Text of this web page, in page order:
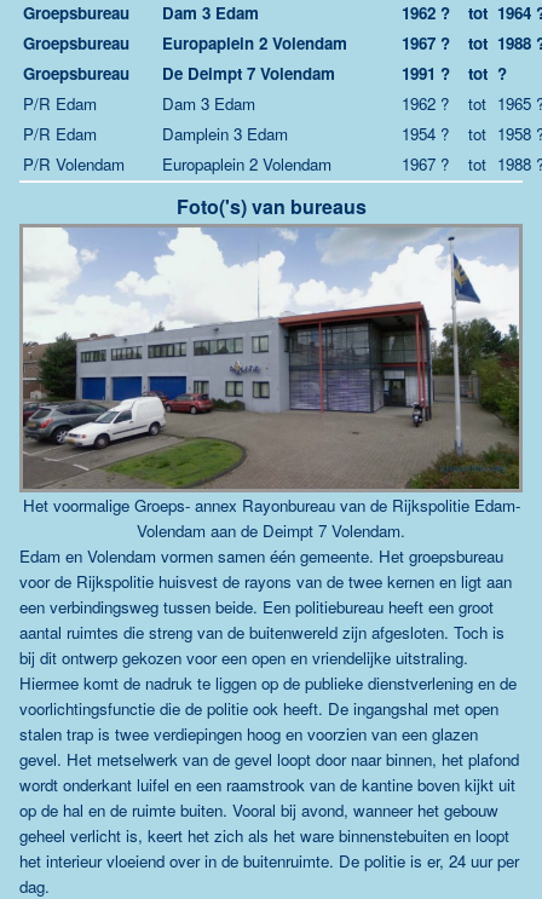
Groepsbureau
Dam 3 Edam 1962 ? tot 1964
Groepsbureau
Europaplein 2 Volendam 1967 ? tot 1988
Groepsbureau
De Deimpt 7 Volendam 1991 ? tot ?
P/R Edam
Dam 3 Edam 1962 ? tot 1965
P/R Edam
Damplein 3 Edam 1954 ? tot 1958
P/R Volendam
Europaplein 2 Volendam 1967 ? tot 1988
Foto('s) van bureaus
Het voormalige Groeps- annex Rayonbureau van de Rijkspolitie Edam-
Volendam aan de Deimpt 7 Volendam.
Edam en Volendam vormen samen één gemeente. Het groepsbureau
voor de Rijkspolitie huisvest de rayons van de twee kernen en ligt aan
een verbindingsweg tussen beide. Een politiebureau heeft een groot
aantal ruimtes die streng van de buitenwereld zijn afgesloten. Toch is
bij dit ontwerp gekozen voor een open en vriendelijke uitstraling.
Hiermee komt de nadruk te liggen op de publieke dienstverlening en de
voorlichtingsfunctie die de politie ook heeft. De ingangshal met open
stalen trap is twee verdiepingen hoog en voorzien van een glazen
gevel. Het metselwerk van de gevel loopt door naar binnen, het plafond
wordt onderkant luifel en een raamstrook van de kantine boven kijkt uit
op de hal en de ruimte buiten. Vooral bij avond, wanneer het gebouw
geheel verlicht is, keert het zich als het ware binnenstebuiten en loopt
het interieur vloeiend over in de buitenruimte. De politie is er, 24 uur per
dag.